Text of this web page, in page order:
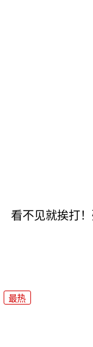
看不见就挨打
最热